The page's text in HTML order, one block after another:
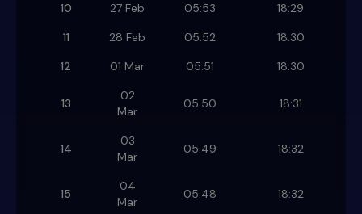
10
27 Feb 05:53
18:29
11
28 Feb 05:52
18:30
12
01 Mar 05:51 18:30
13
02
Mar
05:50 18:31
14
03
Mar
05:49 18:32
15
04
Mar
05:48 18:32